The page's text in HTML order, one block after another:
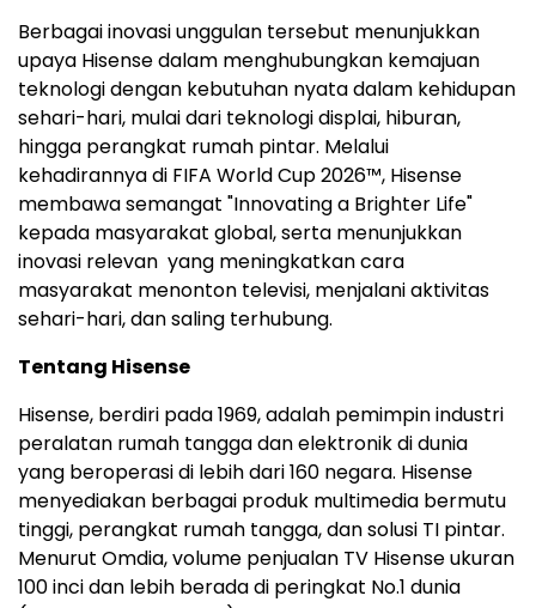
Berbagai inovasi unggulan tersebut menunjukkan
upaya Hisense dalam menghubungkan kemajuan
teknologi dengan kebutuhan nyata dalam kehidupan
sehari-hari, mulai dari teknologi displai, hiburan,
hingga perangkat rumah pintar. Melalui
kehadirannya di FIFA World Cup 2026™, Hisense
membawa semangat "Innovating a Brighter Life"
kepada masyarakat global, serta menunjukkan
inovasi relevan yang meningkatkan cara
masyarakat menonton televisi, menjalani aktivitas
sehari-hari, dan saling terhubung.
Tentang Hisense
Hisense, berdiri pada 1969, adalah pemimpin industri
peralatan rumah tangga dan elektronik di dunia
yang beroperasi di lebih dari 160 negara. Hisense
menyediakan berbagai produk multimedia bermutu
tinggi, perangkat rumah tangga, dan solusi TI pintar.
Menurut Omdia, volume penjualan TV Hisense ukuran
100 inci dan lebih berada di peringkat No.1 dunia